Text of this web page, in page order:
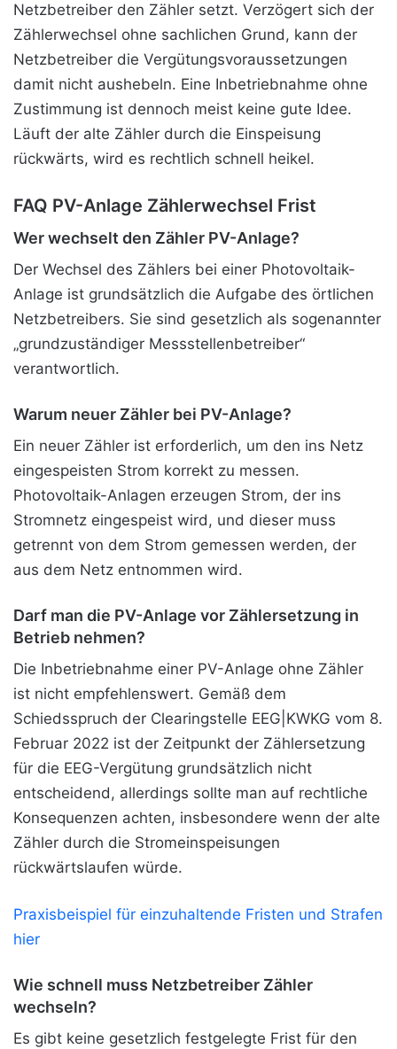
Netzbetreiber den Zähler setzt. Verzögert sich der
Zählerwechsel ohne sachlichen Grund, kann der
Netzbetreiber die Vergütungsvoraussetzungen
damit nicht aushebeln. Eine Inbetriebnahme ohne
Zustimmung ist dennoch meist keine gute Idee.
Läuft der alte Zähler durch die Einspeisung
rückwärts, wird es rechtlich schnell heikel.
FAQ PV-Anlage Zählerwechsel Frist
Wer wechselt den Zähler PV-Anlage?
Der Wechsel des Zählers bei einer Photovoltaik-
Anlage ist grundsätzlich die Aufgabe des örtlichen
Netzbetreibers. Sie sind gesetzlich als sogenannter
„grundzuständiger Messstellenbetreiber“
verantwortlich.
Warum neuer Zähler bei PV-Anlage?
Ein neuer Zähler ist erforderlich, um den ins Netz
eingespeisten Strom korrekt zu messen.
Photovoltaik-Anlagen erzeugen Strom, der ins
Stromnetz eingespeist wird, und dieser muss
getrennt von dem Strom gemessen werden, der
aus dem Netz entnommen wird.
Darf man die PV-Anlage vor Zählersetzung in
Betrieb nehmen?
Die Inbetriebnahme einer PV-Anlage ohne Zähler
ist nicht empfehlenswert. Gemäß dem
Schiedsspruch der Clearingstelle EEG|KWKG vom 8.
Februar 2022 ist der Zeitpunkt der Zählersetzung
für die EEG-Vergütung grundsätzlich nicht
entscheidend, allerdings sollte man auf rechtliche
Konsequenzen achten, insbesondere wenn der alte
Zähler durch die Stromeinspeisungen
rückwärtslaufen würde.
Praxisbeispiel für einzuhaltende Fristen und Strafen
hier
Wie schnell muss Netzbetreiber Zähler
wechseln?
Es gibt keine gesetzlich festgelegte Frist für den